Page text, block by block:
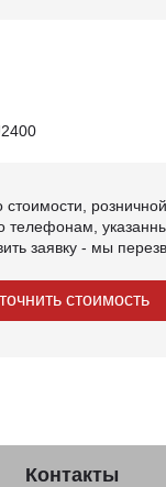
розничной
телефонам,
заявку - мы
стоимость
Контакты